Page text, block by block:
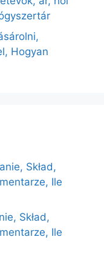
Hogyan
Skład,
Ile
Skład,
Ile